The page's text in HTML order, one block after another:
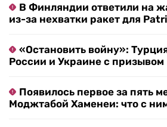
В Финляндии ответили на
из-за нехватки ракет для
«Остановить войну»:
России и Украине с призывом
Появилось первое за пять
Моджтабой Хаменеи: что с